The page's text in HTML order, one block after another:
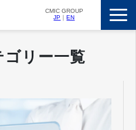
CMIC GROUP
JP ｜EN
の強み
概要
ゴリー一覧